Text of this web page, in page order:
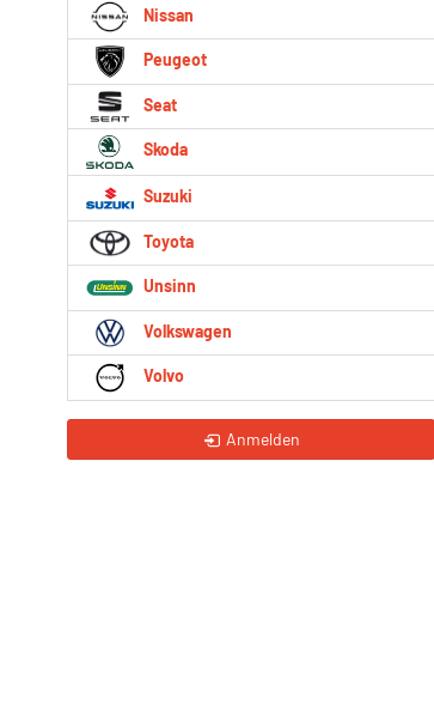
Nissan
Peugeot
Seat
Skoda
Suzuki
Toyota
Unsinn
Volkswagen
Volvo
Anmelden